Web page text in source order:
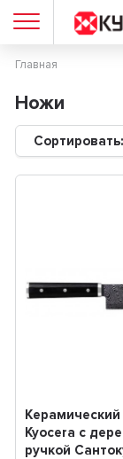
Главная
Ножи
Сортировать:
Kyocera с
ручкой